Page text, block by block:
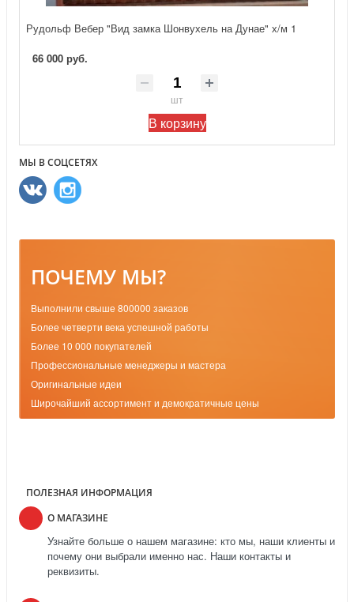
Рудольф Вебер "Вид замка Шонвухель на Дунае" х/м 1
66 000 руб.
шт
В корзину
МЫ В СОЦСЕТЯХ
ПОЧЕМУ МЫ?
Выполнили свыше 800000 заказов
Более четверти века успешной работы
Более 10 000 покупателей
Профессиональные менеджеры и мастера
Оригинальные идеи
Широчайший ассортимент и демократичные цены
ПОЛЕЗНАЯ ИНФОРМАЦИЯ
О МАГАЗИНЕ
Узнайте больше о нашем магазине: кто мы, наши клиенты и
почему они выбрали именно нас. Наши контакты и
реквизиты.